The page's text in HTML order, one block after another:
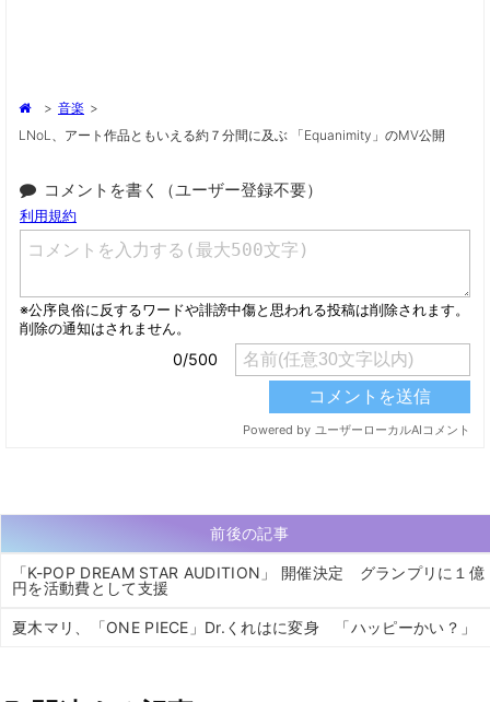
> 音楽 >
LNoL、アート作品ともいえる約７分間に及ぶ 「Equanimity」のMV公開
コメントを書く（ユーザー登録不要）
前後の記事
「K-POP DREAM STAR AUDITION」 開催決定 グランプリに１億
円を活動費として支援
夏木マリ、「ONE PIECE」Dr.くれはに変身 「ハッピーかい？」